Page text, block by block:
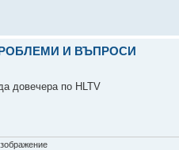
И ВЪПРОСИ
довечера по HLTV